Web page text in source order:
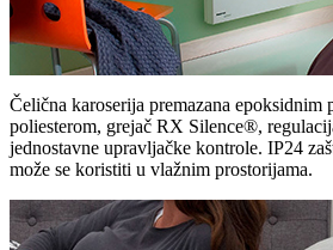
Čelična karoserija premazana epoksidnim
poliesterom, grejač RX Silence®,
jednostavne upravljačke kontrole. IP24
može se koristiti u vlažnim prostorijama.